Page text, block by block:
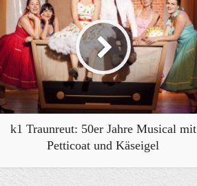
k1 Traunreut: 50er Jahre Musical mit
Petticoat und Käseigel